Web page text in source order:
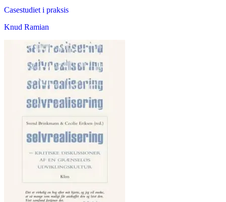
Casestudiet i praksis
Knud Ramian